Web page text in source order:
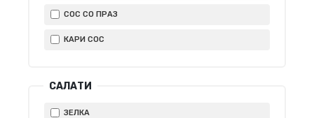
СОС СО ПРАЗ
КАРИ СОС
САЛАТИ
ЗЕЛКА